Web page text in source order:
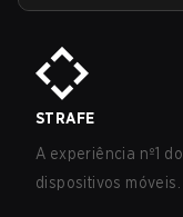
STRAFE
A experiência nº1
dispositivos móveis.